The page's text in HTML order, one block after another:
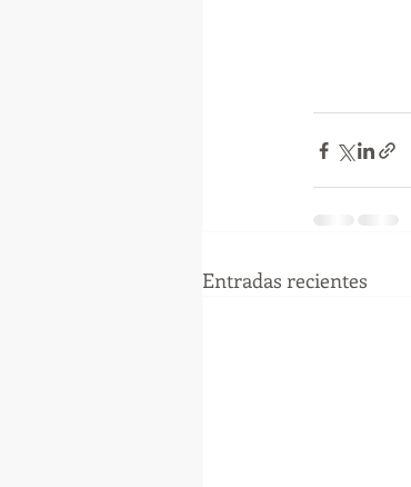
Entradas recientes